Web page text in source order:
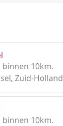
10km.
Zuid-Holland
10km.